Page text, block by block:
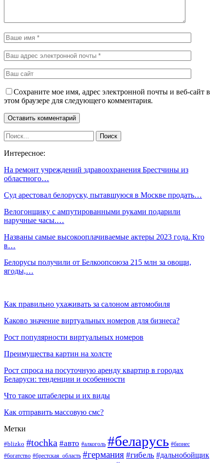
Сохраните мое имя, адрес электронной почты и веб-сайт в
этом браузере для следующего комментария.
Интересное:
На ремонт учреждений здравоохранения Брестчины из
областного…
Суд арестовал белоруску, пытавшуюся в Москве продать…
Велогонщику с ампутированными руками подарили
наручные часы.…
Названы самые высокооплачиваемые актеры 2023 года. Кто
в…
Белорусы получили от Белкоопсоюза 215 млн за овощи,
ягоды,…
Как правильно ухаживать за салоном автомобиля
Каково значение виртуальных номеров для бизнеса?
Рост популярности виртуальных номеров
Преимущества картин на холсте
Рост спроса на посуточную аренду квартир в городах
Беларуси: тенденции и особенности
Что такое штабелеры и их виды
Как отправить массовую смс?
Метки
#blizko #tochka #авто #алкоголь #беларусь #бизнес
#богатство #брестская_область #германия #гибель #дальнобойщик